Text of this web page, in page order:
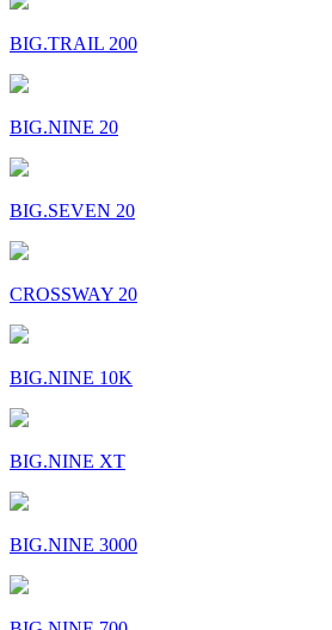
BIG.TRAIL 200
BIG.NINE 20
BIG.SEVEN 20
CROSSWAY 20
BIG.NINE 10K
BIG.NINE XT
BIG.NINE 3000